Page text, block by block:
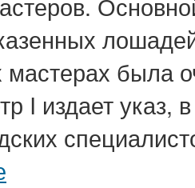
была
I издает указ,